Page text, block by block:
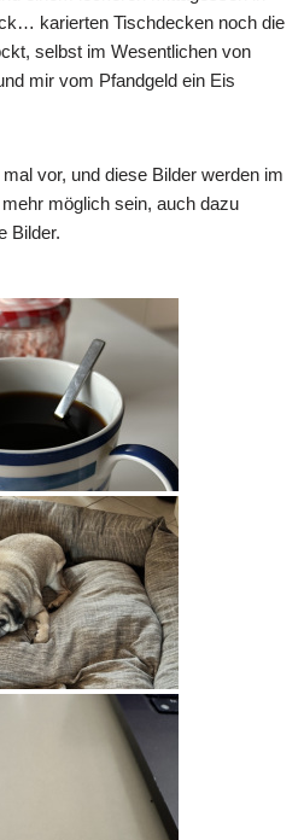
karierten Tischdecken noch die
selbst im Wesentlichen von
mir vom Pfandgeld ein Eis
vor, und diese Bilder werden im
möglich sein, auch dazu
Bilder.